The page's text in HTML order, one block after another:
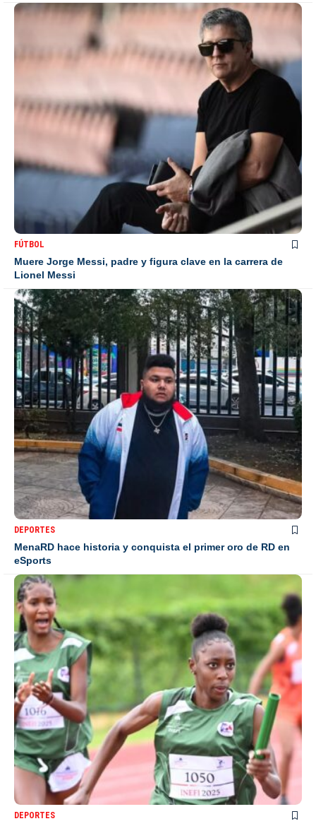
FÚTBOL
Muere Jorge Messi, padre y figura clave en la carrera de
Lionel Messi
DEPORTES
MenaRD hace historia y conquista el primer oro de RD en
eSports
DEPORTES